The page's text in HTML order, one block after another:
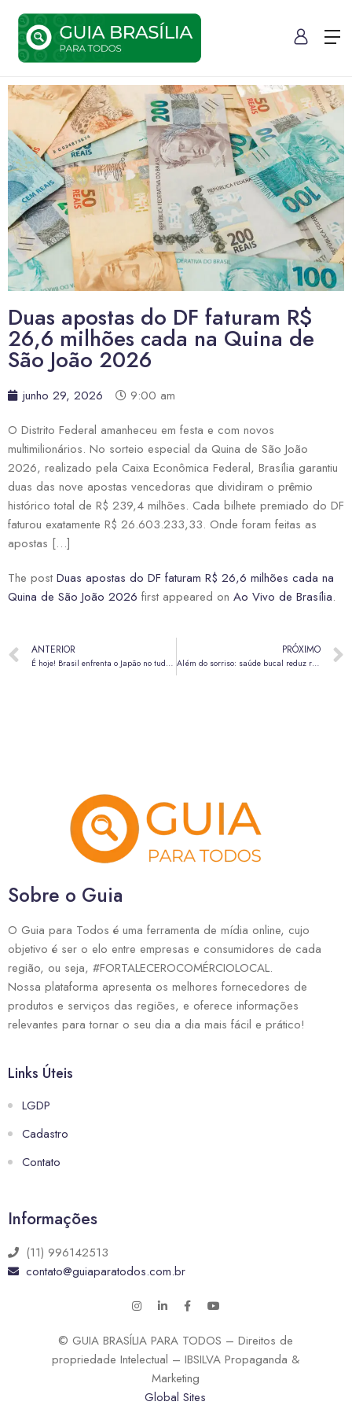
Duas apostas do DF faturam R$
26,6 milhões cada na Quina de
São João 2026
junho 29, 2026
9:00 am
O Distrito Federal amanheceu em festa e com novos
multimilionários. No sorteio especial da Quina de São João
2026, realizado pela Caixa Econômica Federal, Brasília garantiu
duas das nove apostas vencedoras que dividiram o prêmio
histórico total de R$ 239,4 milhões. Cada bilhete premiado do DF
faturou exatamente R$ 26.603.233,33. Onde foram feitas as
apostas […]
The post Duas apostas do DF faturam R$ 26,6 milhões cada na
Quina de São João 2026 first appeared on Ao Vivo de Brasília.
ANTERIOR
É hoje! Brasil enfrenta o Japão no tudo ou nada da Copa do Mundo 2026
PRÓXIMO
Além do sorriso: saúde bucal reduz risco de diabetes e doenças cardiovasculares
Sobre o Guia
O Guia para Todos é uma ferramenta de mídia online, cujo
objetivo é ser o elo entre empresas e consumidores de cada
região, ou seja, #FORTALECEROCOMÉRCIOLOCAL.
Nossa plataforma apresenta os melhores fornecedores de
produtos e serviços das regiões, e oferece informações
relevantes para tornar o seu dia a dia mais fácil e prático!
Links Úteis
LGDP
Cadastro
Contato
Informações
(11) 996142513
contato@guiaparatodos.com.br
© GUIA BRASÍLIA PARA TODOS – Direitos de
propriedade Intelectual – IBSILVA Propaganda &
Marketing
Global Sites